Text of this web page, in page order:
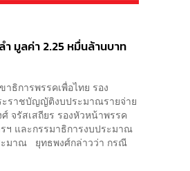
มูลค่า 2.25 หมื่นล้านบาท
ธิการพรรคเพื่อไทย รอง
ราชบัญญัติงบประมาณรายจ่าย
จรัสเสถียร รองหัวหน้าพรรค
ฯ และกรรมาธิการงบประมาณ
ะมาณ ยุทธพงศ์กล่าวว่า กรณี